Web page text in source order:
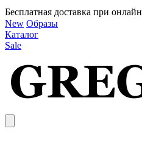
Бесплатная доставка при
New Образы
Каталог
Sale